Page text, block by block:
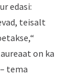
edasi:
teisalt
on ka
tema